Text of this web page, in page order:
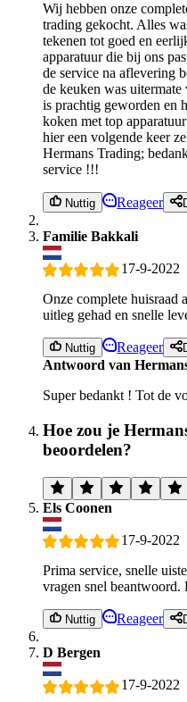
Wij hebben onze
trading gekocht. Alles
tekenen tot goed en
apparatuur die bij ons
de service na aflevering
de keuken was
is prachtig geworden en
koken met top
hier een volgende keer
Hermans Trading;
service !!!
Nuttig Reageer
Familie Bakkali
17-9-2022
Onze complete huisraad
uitleg gehad en snelle
Nuttig Reageer
Antwoord van
Super bedankt ! Tot de
Hoe zou je
beoordelen?
Els Coonen
17-9-2022
Prima service, snelle
vragen snel beantwoord.
Nuttig Reageer
D Bergen
17-9-2022